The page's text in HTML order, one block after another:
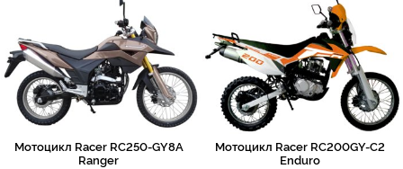
Мотоцикл Racer RC250-GY8A
Ranger
Мотоцикл Racer RC200GY-C2
Enduro